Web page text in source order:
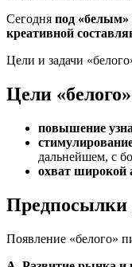
Сегодня под «белым»
креативной
Цели и задачи
Цели
повышение
дальнейшем, с
охват широкой
Предпосылки
Появление «белого»